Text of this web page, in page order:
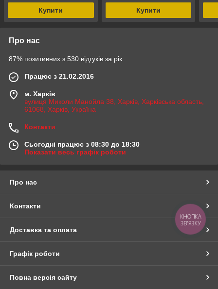
Купити Купити
Про нас
87% позитивних з 530 відгуків за рік
Працює з 21.02.2016
м. Харків
вулиця Миколи Манойла 38, Харків, Харківська область,
61068, Харків, Україна
Контакти
Сьогодні працює з 08:30 до 18:30
Показати весь графік роботи
Про нас
Контакти
Доставка та оплата
Графік роботи
Повна версія сайту
КНОПКА
ЗВ'ЯЗКУ